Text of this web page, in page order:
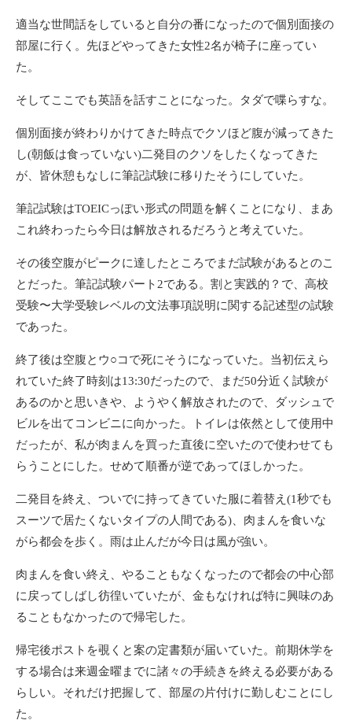
適当な世間話をしていると自分の番になったので個別面接の
部屋に行く。先ほどやってきた女性2名が椅子に座ってい
た。
そしてここでも英語を話すことになった。タダで喋らすな。
個別面接が終わりかけてきた時点でクソほど腹が減ってきた
し(朝飯は食っていない)二発目のクソをしたくなってきた
が、皆休憩もなしに筆記試験に移りたそうにしていた。
筆記試験はTOEICっぽい形式の問題を解くことになり、まあ
これ終わったら今日は解放されるだろうと考えていた。
その後空腹がピークに達したところでまだ試験があるとのこ
とだった。筆記試験パート2である。割と実践的？で、高校
受験〜大学受験レベルの文法事項説明に関する記述型の試験
であった。
終了後は空腹とウ○コで死にそうになっていた。当初伝えら
れていた終了時刻は13:30だったので、まだ50分近く試験が
あるのかと思いきや、ようやく解放されたので、ダッシュで
ビルを出てコンビニに向かった。トイレは依然として使用中
だったが、私が肉まんを買った直後に空いたので使わせても
らうことにした。せめて順番が逆であってほしかった。
二発目を終え、ついでに持ってきていた服に着替え(1秒でも
スーツで居たくないタイプの人間である)、肉まんを食いな
がら都会を歩く。雨は止んだが今日は風が強い。
肉まんを食い終え、やることもなくなったので都会の中心部
に戻ってしばし彷徨いていたが、金もなければ特に興味のあ
ることもなかったので帰宅した。
帰宅後ポストを覗くと案の定書類が届いていた。前期休学を
する場合は来週金曜までに諸々の手続きを終える必要がある
らしい。それだけ把握して、部屋の片付けに勤しむことにし
た。